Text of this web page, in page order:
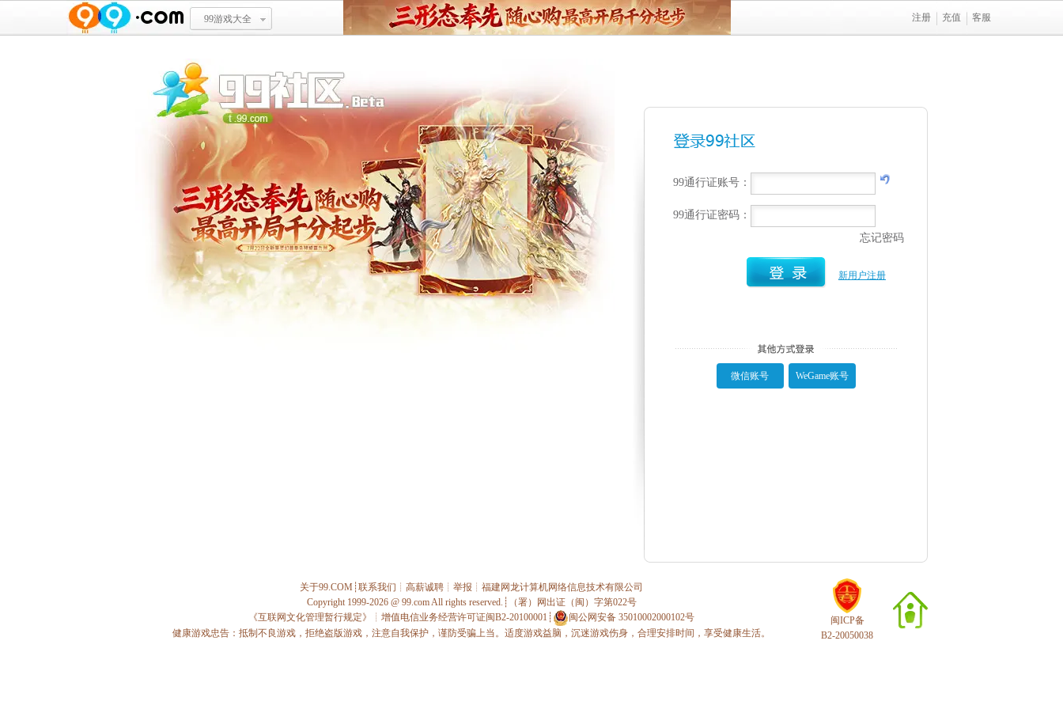
99游戏大全 注册 充值 客服
99通行证账号：
99通行证密码：
忘记密码
新用户注册
微信账号 WeGame账号
关于99.COM ┊ 联系我们 ┊ 高薪诚聘 ┊ 举报 ┊ 福建网龙计算机网络信息技术有限公司
Copyright 1999-2026 @ 99.comAll rights reserved.┊（署）网出证（闽）字第022号
《互联网文化管理暂行规定》
┊ 增值电信业务经营许可证闽B2-20100001 ┊
闽公网安备 35010002000102号
健康游戏忠告：抵制不良游戏，拒绝盗版游戏，注意自我保护，谨防受骗上当。适度游戏益脑，沉迷游戏伤身，合理安排时间，享受健康生活。
闽ICP备
B2-20050038